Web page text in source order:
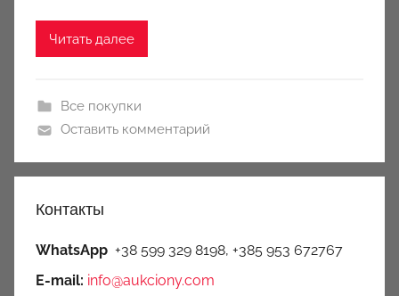
Читать далее
Все покупки
Оставить комментарий
Контакты
WhatsApp +38 599 329 8198, +385 953 672767
E-mail: info@aukciony.com